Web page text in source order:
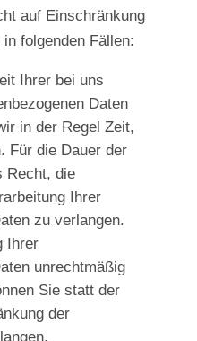
auf Einschränkung
folgenden Fällen:
Ihrer bei uns
Daten
in der Regel Zeit,
Für die Dauer der
Recht, die
Ihrer
zu verlangen.
Ihrer
unrechtmäßig
Sie statt der
der